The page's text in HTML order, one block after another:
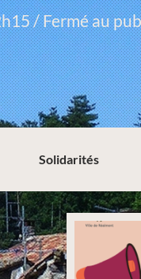
/ Fermé au
Solidarités